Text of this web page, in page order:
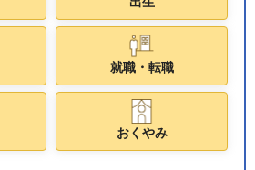
就職・転職
おくやみ